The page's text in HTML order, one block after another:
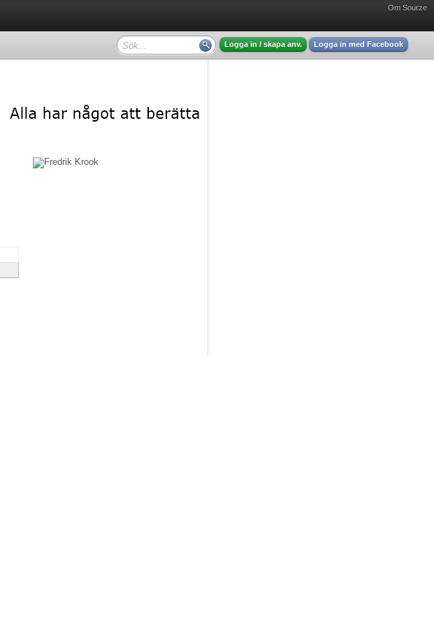
Om Sourze
Logga in / skapa anv. Logga in med Facebook